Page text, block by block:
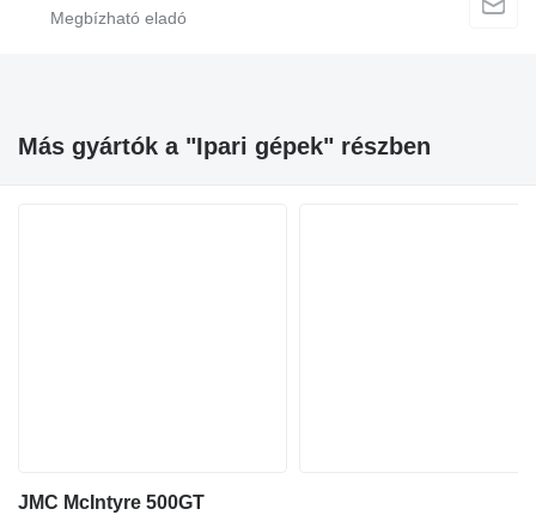
Más gyártók a "Ipari gépek" részben
JMC McIntyre 500GT